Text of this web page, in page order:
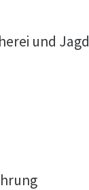
und Jagd